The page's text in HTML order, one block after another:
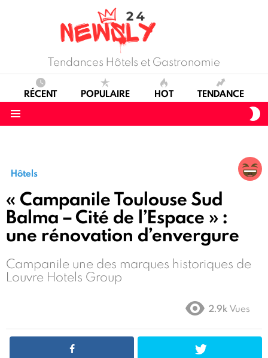
Tendances Hôtels et Gastronomie
RÉCENT POPULAIRE HOT TENDANCE
Hôtels
« Campanile Toulouse Sud
Balma – Cité de l’Espace » :
une rénovation d’envergure
Campanile une des marques historiques de
Louvre Hotels Group
2.9k Vues